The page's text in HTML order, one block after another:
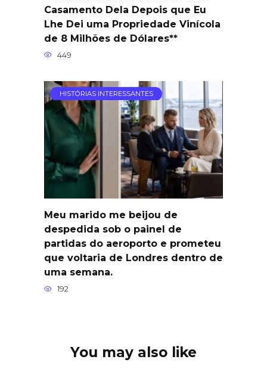
Casamento Dela Depois que Eu
Lhe Dei uma Propriedade Vinícola
de 8 Milhões de Dólares**
449
HISTÓRIAS INTERESSANTES
Meu marido me beijou de
despedida sob o painel de
partidas do aeroporto e prometeu
que voltaria de Londres dentro de
uma semana.
192
You may also like